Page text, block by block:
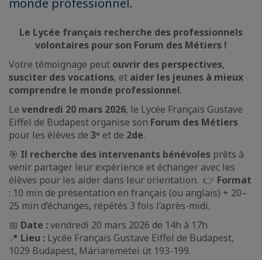
monde professionnel.
Le Lycée français recherche des professionnels
volontaires pour son Forum des Métiers !
Votre témoignage peut ouvrir des perspectives,
susciter des vocations, et aider les jeunes à mieux
comprendre le monde professionnel.
Le vendredi 20 mars 2026, le Lycée Français Gustave
Eiffel de Budapest organise son Forum des Métiers
pour les élèves de 3ᵉ et de 2de.
🎯 Il recherche des intervenants bénévoles prêts à
venir partager leur expérience et échanger avec les
élèves pour les aider dans leur orientation. 👉 Format
: 10 min de présentation en français (ou anglais) + 20–
25 min d’échanges, répétés 3 fois l’après-midi.
📅 Date :vendredi 20 mars 2026 de 14h à 17h
📍 Lieu : Lycée Français Gustave Eiffel de Budapest,
1029 Budapest, Máriaremetei út 193-199.